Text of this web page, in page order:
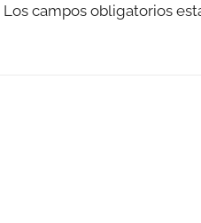
Los campos obligatorios